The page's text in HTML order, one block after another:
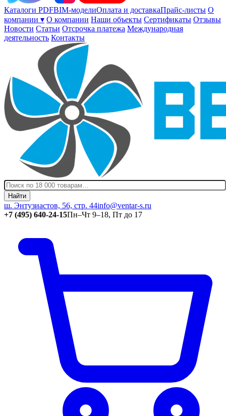
Каталоги PDFBIM-моделиОплата и доставкаПрайс-листы О
компании ▾ О компании Наши объекты Сертификаты Отзывы
Новости Статьи Отсрочка платежа Международная
деятельность Контакты
Найти
ш. Энтузиастов, 56, стр. 44info@ventar-s.ru
+7 (495) 640-24-15Пн–Чт 9–18, Пт до 17